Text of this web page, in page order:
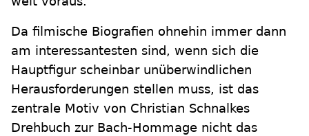
Da filmische Biografien ohnehin immer dann
am interessantesten sind, wenn sich die
Hauptfigur scheinbar unüberwindlichen
Herausforderungen stellen muss, ist das
zentrale Motiv von Christian Schnalkes
Drehbuch zur Bach-Hommage nicht das